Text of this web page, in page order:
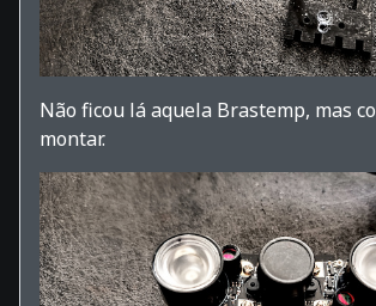
Não ficou lá aquela Brastemp, mas
montar.